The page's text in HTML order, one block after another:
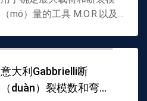
（mó）量的工具 M.O.R.以及
（chéng），底座（zuò）上
装有可调节宽度的振动支架
意大利Gabbrielli断
（duàn）裂模数和弯